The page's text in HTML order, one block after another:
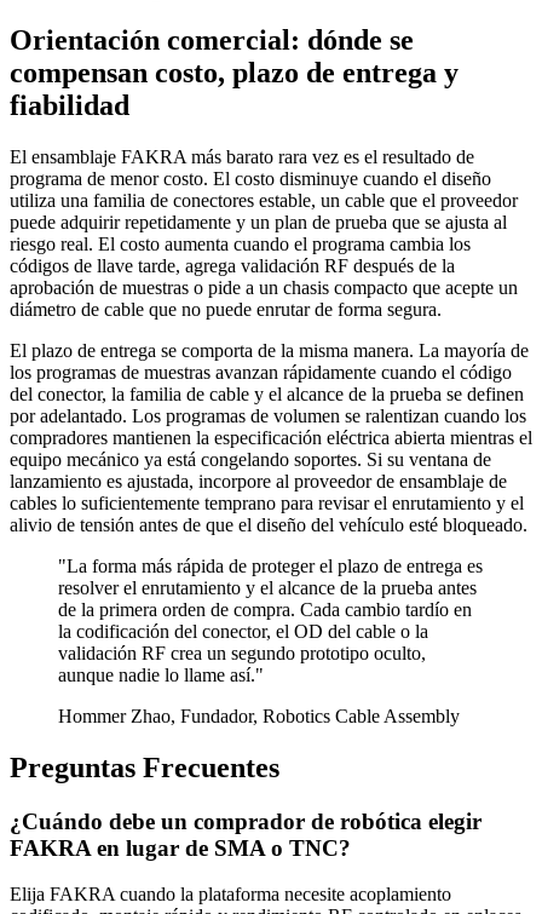
Orientación comercial: dónde se
compensan costo, plazo de entrega y
fiabilidad
El ensamblaje FAKRA más barato rara vez es el resultado de
programa de menor costo. El costo disminuye cuando el diseño
utiliza una familia de conectores estable, un cable que el proveedor
puede adquirir repetidamente y un plan de prueba que se ajusta al
riesgo real. El costo aumenta cuando el programa cambia los
códigos de llave tarde, agrega validación RF después de la
aprobación de muestras o pide a un chasis compacto que acepte un
diámetro de cable que no puede enrutar de forma segura.
El plazo de entrega se comporta de la misma manera. La mayoría de
los programas de muestras avanzan rápidamente cuando el código
del conector, la familia de cable y el alcance de la prueba se definen
por adelantado. Los programas de volumen se ralentizan cuando los
compradores mantienen la especificación eléctrica abierta mientras el
equipo mecánico ya está congelando soportes. Si su ventana de
lanzamiento es ajustada, incorpore al proveedor de ensamblaje de
cables lo suficientemente temprano para revisar el enrutamiento y el
alivio de tensión antes de que el diseño del vehículo esté bloqueado.
"La forma más rápida de proteger el plazo de entrega es
resolver el enrutamiento y el alcance de la prueba antes
de la primera orden de compra. Cada cambio tardío en
la codificación del conector, el OD del cable o la
validación RF crea un segundo prototipo oculto,
aunque nadie lo llame así."
Hommer Zhao, Fundador, Robotics Cable Assembly
Preguntas Frecuentes
¿Cuándo debe un comprador de robótica elegir
FAKRA en lugar de SMA o TNC?
Elija FAKRA cuando la plataforma necesite acoplamiento